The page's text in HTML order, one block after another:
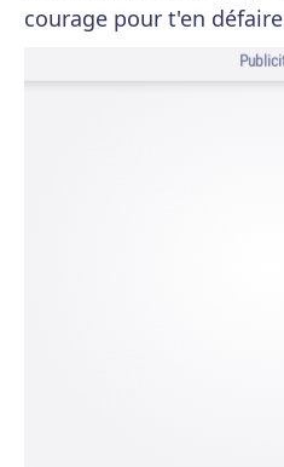
courage pour t'en